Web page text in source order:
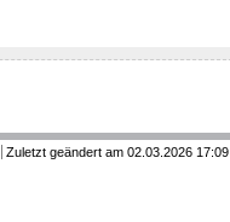
Zuletzt geändert am 02.03.2026 17:09